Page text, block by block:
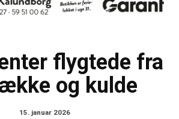
flygtede fra
og kulde
15. januar 2026